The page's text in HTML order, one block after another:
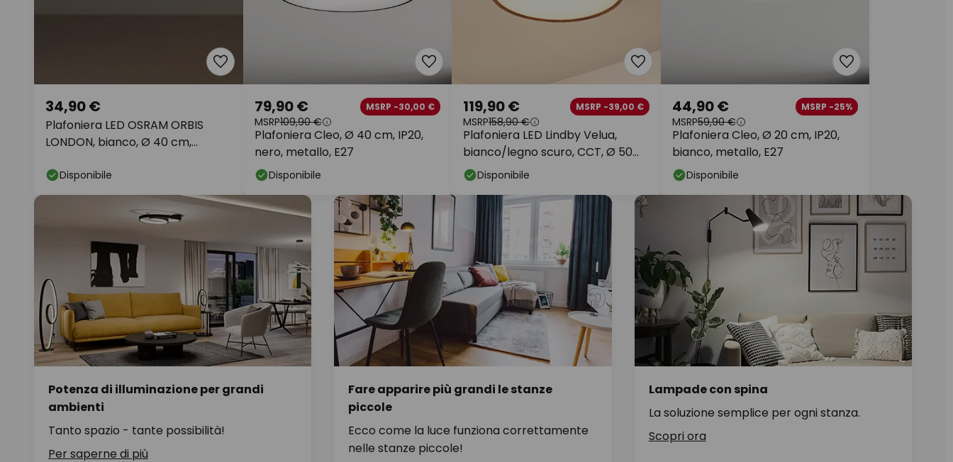
Plafoniera LED OSRAM ORBIS
LONDON, bianco, Ø 40 cm,
34,90 €
Disponibile
Plafoniera Cleo, Ø 40 cm, IP20,
nero, metallo, E27
79,90 € MSRP -30,00 €
MSRP109,90 €
Disponibile
Plafoniera LED Lindby Velua,
bianco/legno scuro, CCT, Ø 50
cm
119,90 € MSRP -39,00 €
MSRP158,90 €
Disponibile
Plafoniera Cleo, Ø 20 cm, IP20,
bianco, metallo, E27
44,90 € MSRP -25%
MSRP59,90 €
Disponibile
Potenza di illuminazione per grandi
ambienti
Tanto spazio - tante possibilità!
Per saperne di più
Fare apparire più grandi le stanze
piccole
Ecco come la luce funziona correttamente
nelle stanze piccole!
Lampade con spina
La soluzione semplice per ogni stanza.
Scopri ora